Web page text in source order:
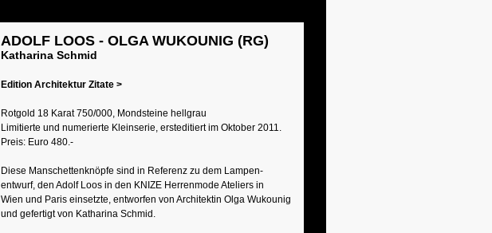
ADOLF LOOS - OLGA WUKOUNIG (RG)
Katharina Schmid
Edition Architektur Zitate >
Rotgold 18 Karat 750/000, Mondsteine hellgrau
Limitierte und numerierte Kleinserie, ersteditiert im Oktober 2011.
Preis: Euro 480.-
Diese Manschettenknöpfe sind in Referenz zu dem Lampen-
entwurf, den Adolf Loos in den KNIZE Herrenmode Ateliers in
Wien und Paris einsetzte, entworfen von Architektin Olga Wukounig
und gefertigt von Katharina Schmid.